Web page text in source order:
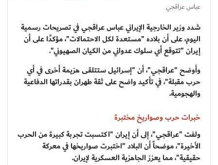
عباس عراقجي
شدد وزير الخارجية الإيراني عباس عراقجي في تصريحات رسمية
اليوم، على أن بلاده "مستعدة لكل الاحتمالات"، مؤكدًا على أن
إيران "تتوقع أي سلوك عدواني من الكيان الصهيوني".
وأوضح "عراقجي"، أن "إسرائيل ستتلقى هزيمة أخرى في أي
حرب مقبلة"، في تأكيد واضح على ثقة طهران بقدراتها الدفاعية
والهجومية.
خبرات حرب وصواريخ مختبرة
ولفت "عراقجي"، إلى أن إيران "اكتسبت تجربة كبيرة من الحرب
الأخيرة"، موضحاً أن البلاد "اختبرت صواريخها في معركة
حقيقية"، مما يعزز الجاهزية العسكرية لإيران.